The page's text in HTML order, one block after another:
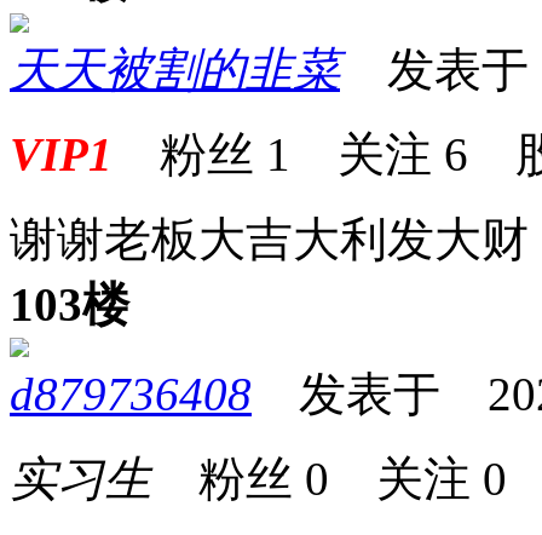
天天被割的韭菜发表于
VIP1 粉丝 1 关注 6
谢谢老板大吉大利发大财
103楼
d879736408 发表于
实习生粉丝 0 关注 0